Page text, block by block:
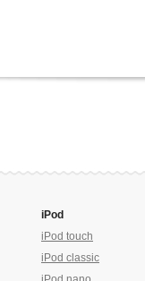
iPod
iPod touch
iPod classic